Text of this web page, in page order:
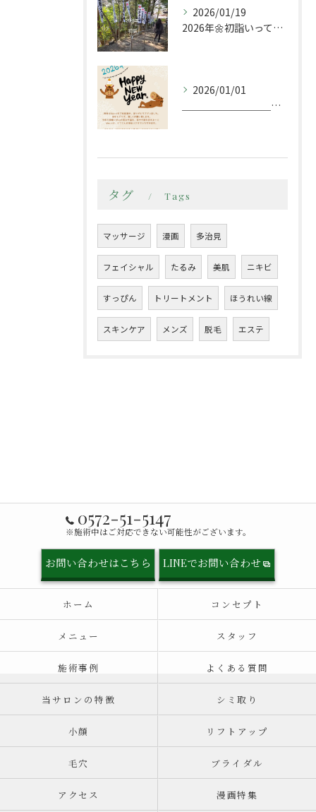
2026/01/19
2026年🌼初詣いってきましたー
2026/01/01
＿＿＿＿＿＿＿＿＿＿＿＿＿＿＿＿＿＿＿＿＿＿
タグ Tags
マッサージ 漫画 多治見
フェイシャル たるみ 美肌 ニキビ
すっぴん トリートメント ほうれい線
スキンケア メンズ 脱毛 エステ
0572-51-5147
※施術中はご対応できない可能性がございます。
お問い合わせはこちら LINEでお問い合わせ
ホーム コンセプト
メニュー スタッフ
施術事例 よくある質問
当サロンの特徴 シミ取り
小顔 リフトアップ
毛穴 ブライダル
アクセス 漫画特集